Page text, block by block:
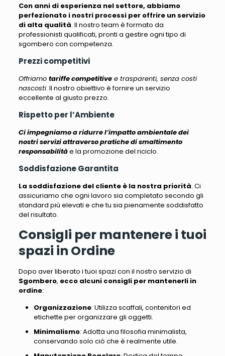
Con anni di esperienza nel settore, abbiamo
perfezionato i nostri processi per offrire un servizio
di alta qualità. Il nostro team è formato da
professionisti qualificati, pronti a gestire ogni tipo di
sgombero con competenza.
Prezzi competitivi
Offriamo tariffe competitivee trasparenti, senza costi
nascosti. Il nostro obiettivo è fornire un servizio
eccellente al giusto prezzo.
Rispetto per l’Ambiente
Ci impegniamo a ridurre l’impatto ambientale dei
nostri servizi attraverso pratiche di smaltimento
responsabilitàe la promozione del riciclo.
Soddisfazione Garantita
La soddisfazione del cliente è la nostra priorità. Ci
assicuriamo che ogni lavoro sia completato secondo gli
standard più elevati e che tu sia pienamente soddisfatto
del risultato.
Consigli per mantenere i tuoi
spazi in Ordine
Dopo aver liberato i tuoi spazi con il nostro servizio di
Sgombero, ecco alcuni consigli per mantenerli in
ordine:
Organizzazione: Utilizza scaffali, contenitori ed
etichette per organizzare gli oggetti.
Minimalismo: Adotta una filosofia minimalista,
conservando solo ciò che è realmente utile.